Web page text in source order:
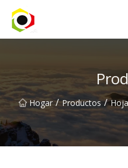
Hogar / Productos /